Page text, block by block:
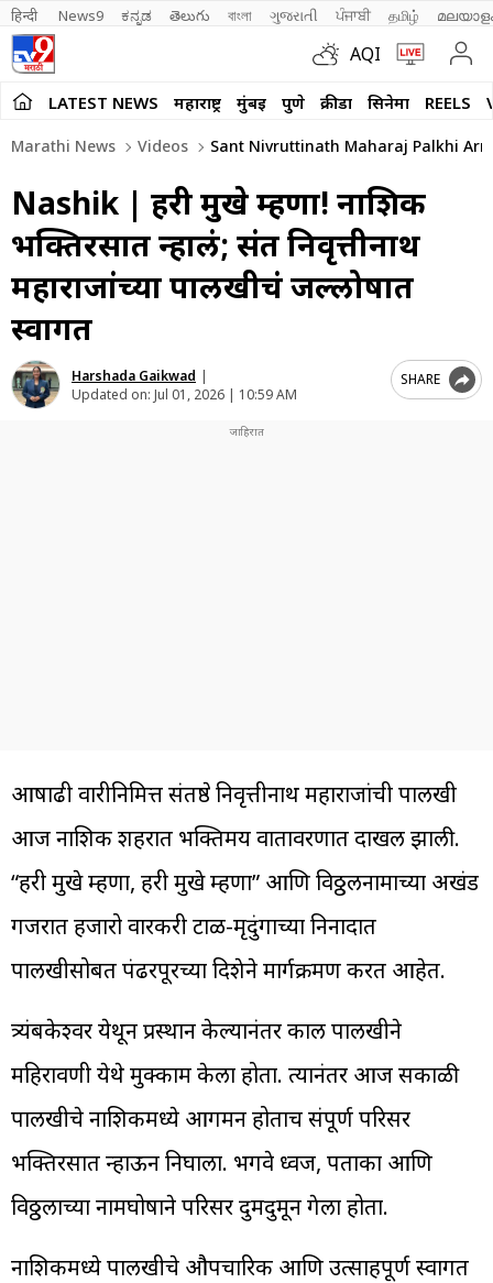
हिन्दी News9 ಕನ್ನಡ తెలుగు বাংলা ગુજરાતી ਪੰਜਾਬੀ தமிழ்
AQI
LATEST NEWS महाराष्ट्र मुंबई पुणे क्रीडा सिनेमा REELS
Marathi News Videos Sant Nivruttinath Maharaj Palkhi
Nashik | हरी मुखे म्हणा! नाशिक
भक्तिरसात न्हालं; संत निवृत्तीनाथ
महाराजांच्या पालखीचं जल्लोषात
स्वागत
Harshada Gaikwad |
Updated on: Jul 01, 2026 | 10:59 AM
SHARE
आषाढी वारीनिमित्त संतश्रेष्ठ निवृत्तीनाथ महाराजांची पालखी
आज नाशिक शहरात भक्तिमय वातावरणात दाखल झाली.
“हरी मुखे म्हणा, हरी मुखे म्हणा” आणि विठ्ठलनामाच्या अखंड
गजरात हजारो वारकरी टाळ-मृदुंगाच्या निनादात
पालखीसोबत पंढरपूरच्या दिशेने मार्गक्रमण करत आहेत.
त्र्यंबकेश्वर येथून प्रस्थान केल्यानंतर काल पालखीने
महिरावणी येथे मुक्काम केला होता. त्यानंतर आज सकाळी
पालखीचे नाशिकमध्ये आगमन होताच संपूर्ण परिसर
भक्तिरसात न्हाऊन निघाला. भगवे ध्वज, पताका आणि
विठ्ठलाच्या नामघोषाने परिसर दुमदुमून गेला होता.
नाशिकमध्ये पालखीचे औपचारिक आणि उत्साहपूर्ण स्वागत